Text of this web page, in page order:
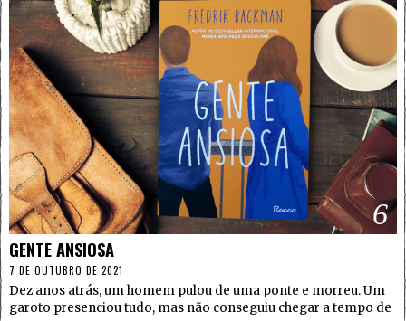
6
GENTE ANSIOSA
7 DE OUTUBRO DE 2021
Dez anos atrás, um homem pulou de uma ponte e morreu. Um
garoto presenciou tudo, mas não conseguiu chegar a tempo de